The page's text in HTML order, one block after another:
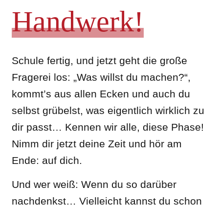
Handwerk!
Schule fertig, und jetzt geht die große
Fragerei los: „Was willst du machen?“,
kommt’s aus allen Ecken und auch du
selbst grübelst, was eigentlich wirklich zu
dir passt… Kennen wir alle, diese Phase!
Nimm dir jetzt deine Zeit und hör am
Ende: auf dich.
Und wer weiß: Wenn du so darüber
nachdenkst… Vielleicht kannst du schon